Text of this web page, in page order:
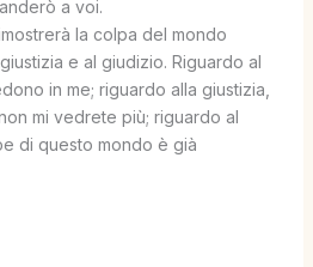
a voi.
la colpa del mondo
e al giudizio. Riguardo al
in me; riguardo alla giustizia,
mi vedrete più; riguardo al
di questo mondo è già